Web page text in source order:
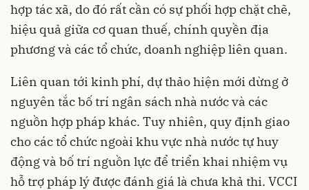
hợp tác xã, do đó rất cần có sự phối hợp chặt chẽ,
hiệu quả giữa cơ quan thuế, chính quyền địa
phương và các tổ chức, doanh nghiệp liên quan.
Liên quan tới kinh phí, dự thảo hiện mới dừng ở
nguyên tắc bố trí ngân sách nhà nước và các
nguồn hợp pháp khác. Tuy nhiên, quy định giao
cho các tổ chức ngoài khu vực nhà nước tự huy
động và bố trí nguồn lực để triển khai nhiệm vụ
hỗ trợ pháp lý được đánh giá là chưa khả thi. VCCI